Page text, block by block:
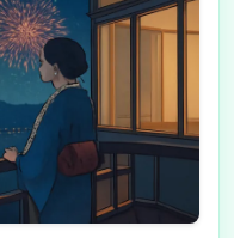
式ページの定期チ
です